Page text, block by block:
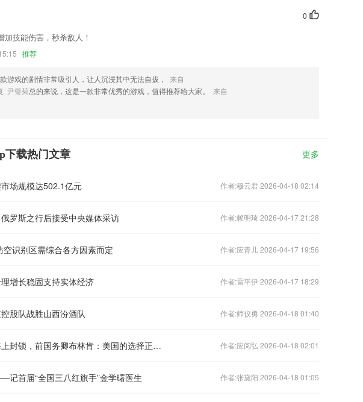
0
加技能伤害，秒杀敌人！
推荐
款游戏的剧情非常吸引人，让人沉浸其中无法自拔，
来自
尹璧菊总的来说，这是一款非常优秀的游戏，值得推荐给大家。
来自
下载热门文章 更多
场规模达502.1亿元 作者:穆云君 2026-04-18 02:14
罗斯之行后接受中央媒体采访 作者:赖明琦 2026-04-17 21:28
空识别区需综合各方因素而定 作者:应青儿 2026-04-17 19:56
增长稳固支持实体经济 作者:雷平伊 2026-04-17 18:29
股队战胜山西汾酒队 作者:师仪勇 2026-04-18 01:40
美国对伊朗实施海上封锁，前国务卿布林肯：美国的选择正将自己逼入困境 作者:应阅弘 2026-04-18 02:01
首届“全国三八红旗手”金学曙医生 作者:张黛阳 2026-04-18 01:05